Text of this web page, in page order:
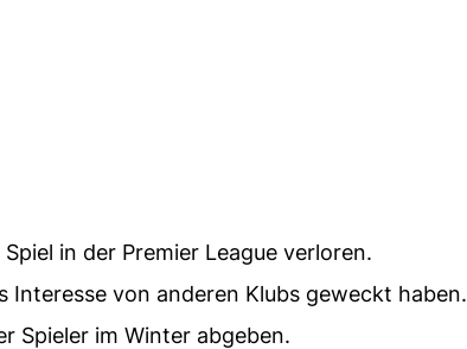
in der Premier League verloren.
Interesse von anderen Klubs geweckt haben.
Spieler im Winter abgeben.